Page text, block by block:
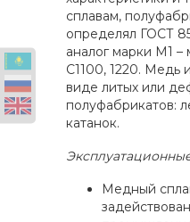
сплавам,
определял ГОСТ
аналог марки М1
С1100, 1220. Медь
виде литых или
полуфабрикатов:
катанок.
Медный